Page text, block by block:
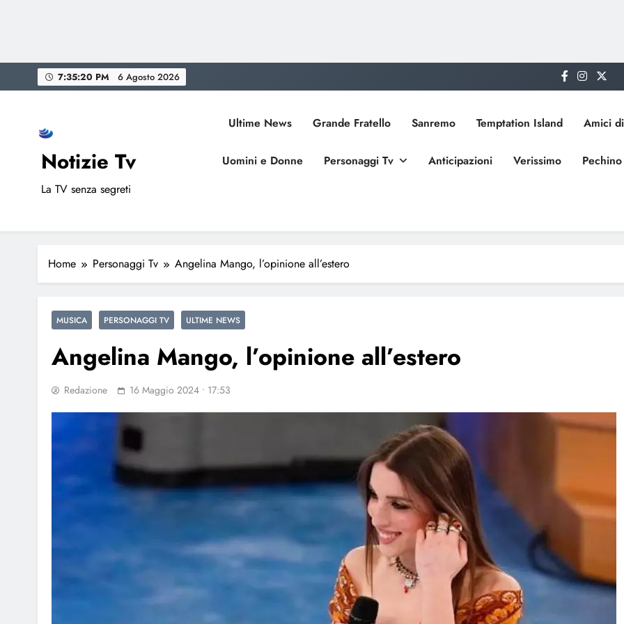
to
7:35:21 PM 6 Agosto 2026
Notizie Tv
La TV senza segreti
Ultime News Grande Fratello Sanremo Temptation Island Amici
Uomini e Donne Personaggi Tv Anticipazioni Verissimo
Home Personaggi Tv Angelina Mango, l’opinione all’estero
MUSICA PERSONAGGI TV ULTIME NEWS
Angelina Mango, l’opinione all’estero
Redazione 16 Maggio 2024 • 17:53